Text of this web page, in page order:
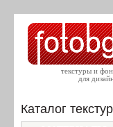
текстуры и
для
Каталог